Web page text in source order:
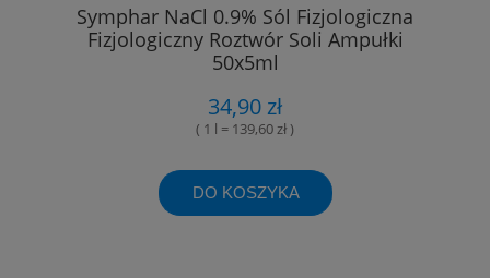
Symphar NaCl 0.9% Sól Fizjologiczna
Fizjologiczny Roztwór Soli Ampułki
50x5ml
34,90 zł
( 1 l = 139,60 zł )
DO KOSZYKA